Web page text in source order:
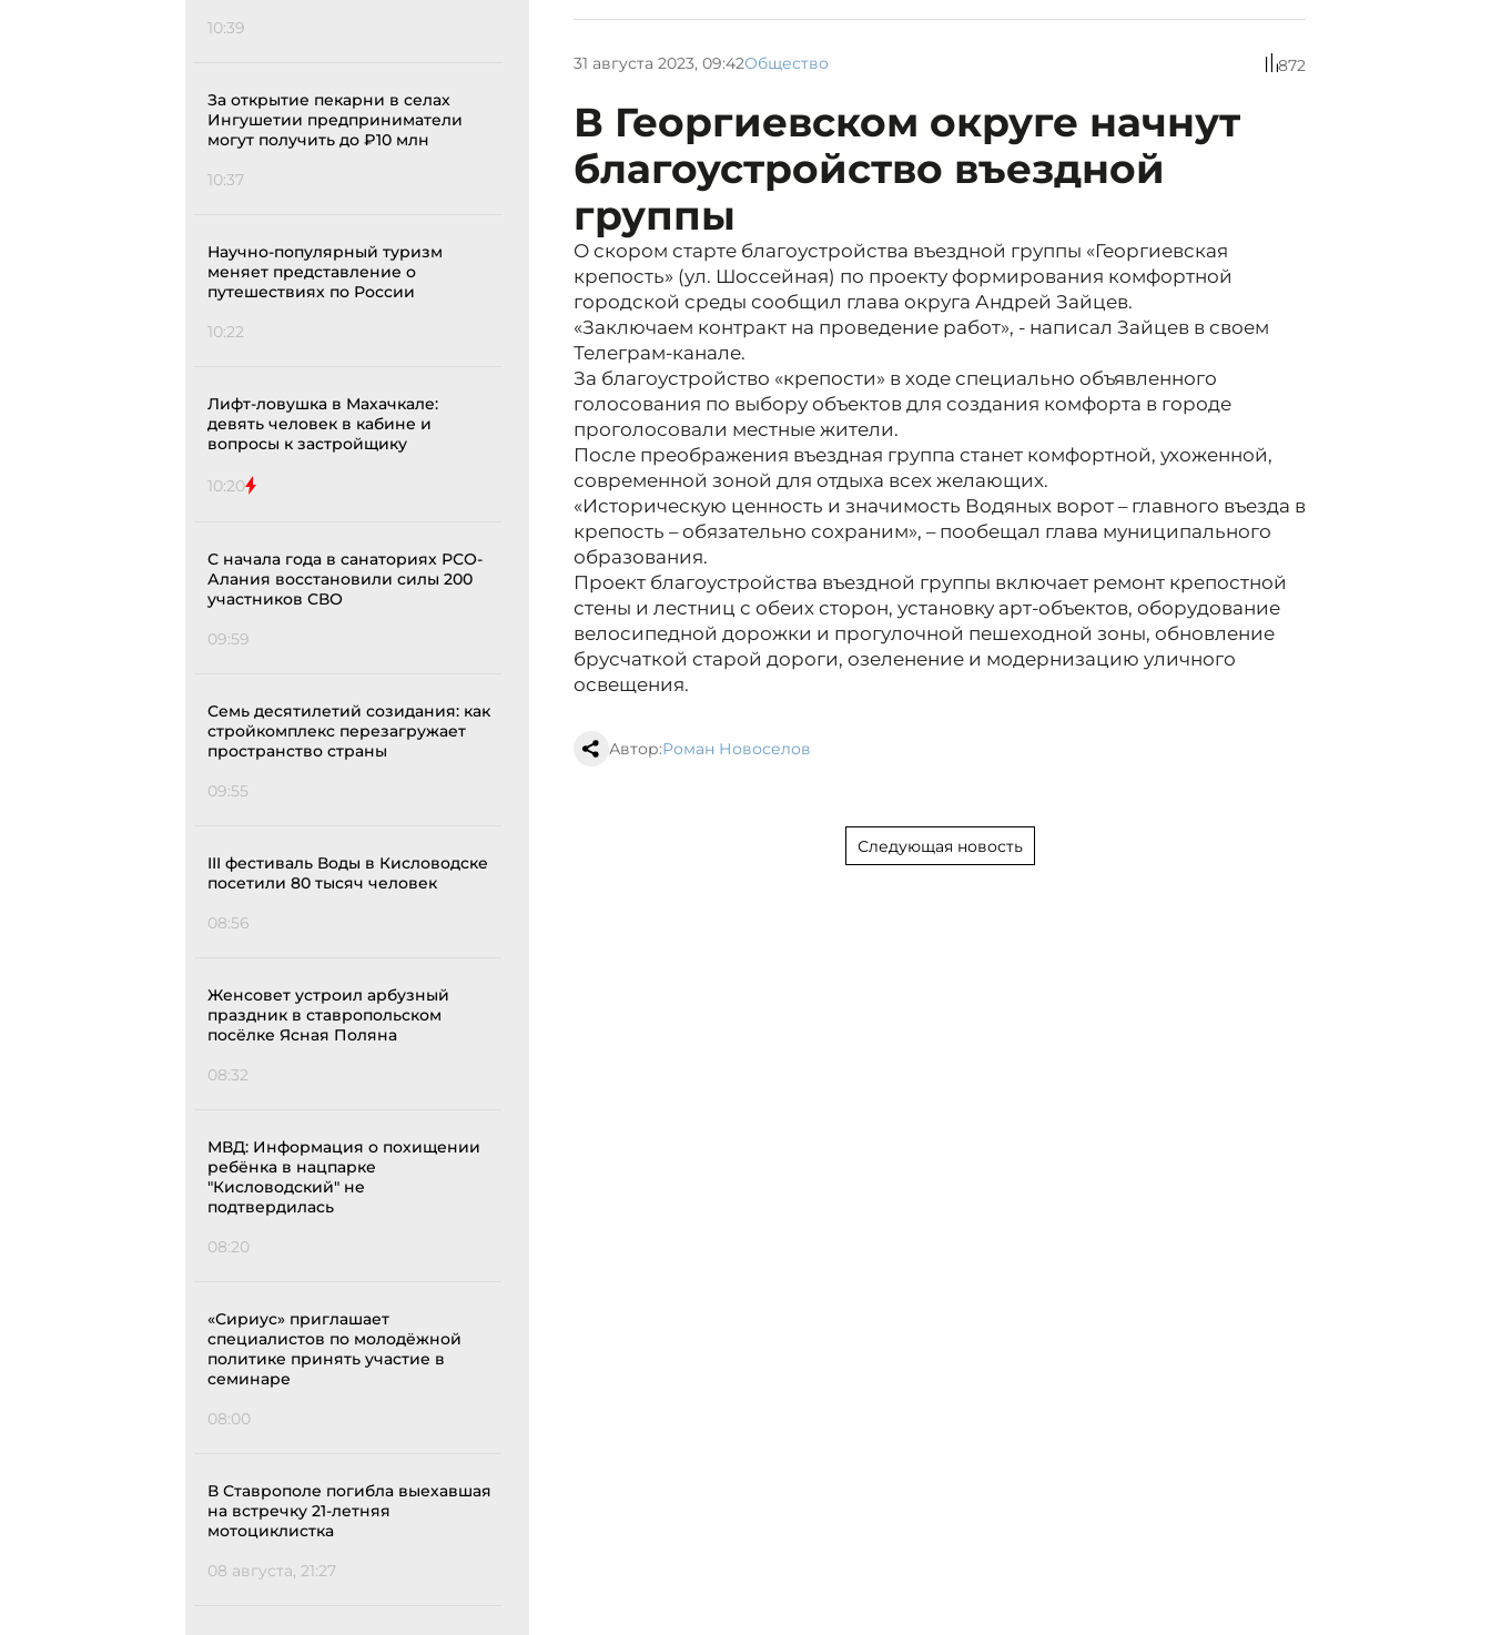
10:39
За открытие пекарни в селах
Ингушетии предприниматели
могут получить до ₽10 млн
10:37
Научно-популярный туризм
меняет представление о
путешествиях по России
10:22
Лифт-ловушка в Махачкале:
девять человек в кабине и
вопросы к застройщику
10:20
С начала года в санаториях РСО-
Алания восстановили силы 200
участников СВО
09:59
Семь десятилетий созидания: как
стройкомплекс перезагружает
пространство страны
09:55
III фестиваль Воды в Кисловодске
посетили 80 тысяч человек
08:56
Женсовет устроил арбузный
праздник в ставропольском
посёлке Ясная Поляна
08:32
МВД: Информация о похищении
ребёнка в нацпарке
"Кисловодский" не
подтвердилась
08:20
«Сириус» приглашает
специалистов по молодёжной
политике принять участие в
семинаре
08:00
В Ставрополе погибла выехавшая
на встречку 21-летняя
мотоциклистка
08 августа, 21:27
31 августа 2023, 09:42Общество 872
В Георгиевском округе начнут
благоустройство въездной
группы
О скором старте благоустройства въездной группы «Георгиевская
крепость» (ул. Шоссейная) по проекту формирования комфортной
городской среды сообщил глава округа Андрей Зайцев.
«Заключаем контракт на проведение работ», - написал Зайцев в своем
Телеграм-канале.
За благоустройство «крепости» в ходе специально объявленного
голосования по выбору объектов для создания комфорта в городе
проголосовали местные жители.
После преображения въездная группа станет комфортной, ухоженной,
современной зоной для отдыха всех желающих.
«Историческую ценность и значимость Водяных ворот – главного въезда в
крепость – обязательно сохраним», – пообещал глава муниципального
образования.
Проект благоустройства въездной группы включает ремонт крепостной
стены и лестниц с обеих сторон, установку арт-объектов, оборудование
велосипедной дорожки и прогулочной пешеходной зоны, обновление
брусчаткой старой дороги, озеленение и модернизацию уличного
освещения.
Автор:Роман Новоселов
Следующая новость